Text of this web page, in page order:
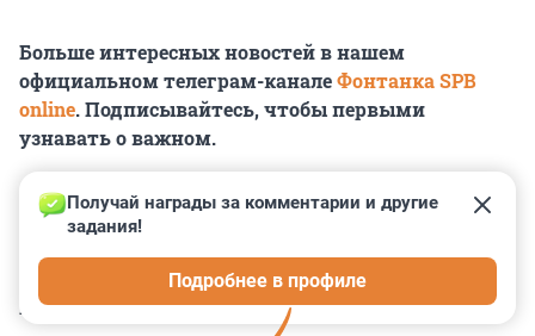
Больше интересных новостей в нашем
официальном телеграм-каналеФонтанка SPB
online. Подписывайтесь, чтобы первыми
узнавать о важном.
КОММЕНТАРИИ 6
Получай награды за комментарии и другие
задания!
Подробнее в профиле